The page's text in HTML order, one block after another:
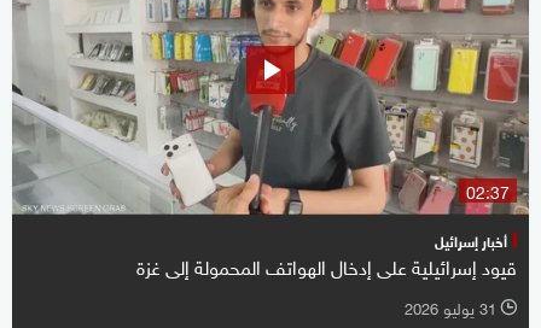
02:37
أخبار إسرائيل
قيود إسرائيلية على إدخال الهواتف المحمولة إلى غزة
l 31 يوليو 2026